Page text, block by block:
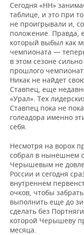
Сегодня «НН»
таблице, и это при
не проигрывали и,
положение. Правда,
который выбыл как
чемпионата —
в этом сезоне
прошлого
Никак не найдет
Ставпец, еще
«Урал». Тех
Ставпец пока не
голеадора именно
себя.
Несмотря на ворох
собрал в нынешнем
Черышевым не
России и сегодня
внутреннем
очков, чтобы
выполнить еще до
сделать без
которой Черышеву
месяца.